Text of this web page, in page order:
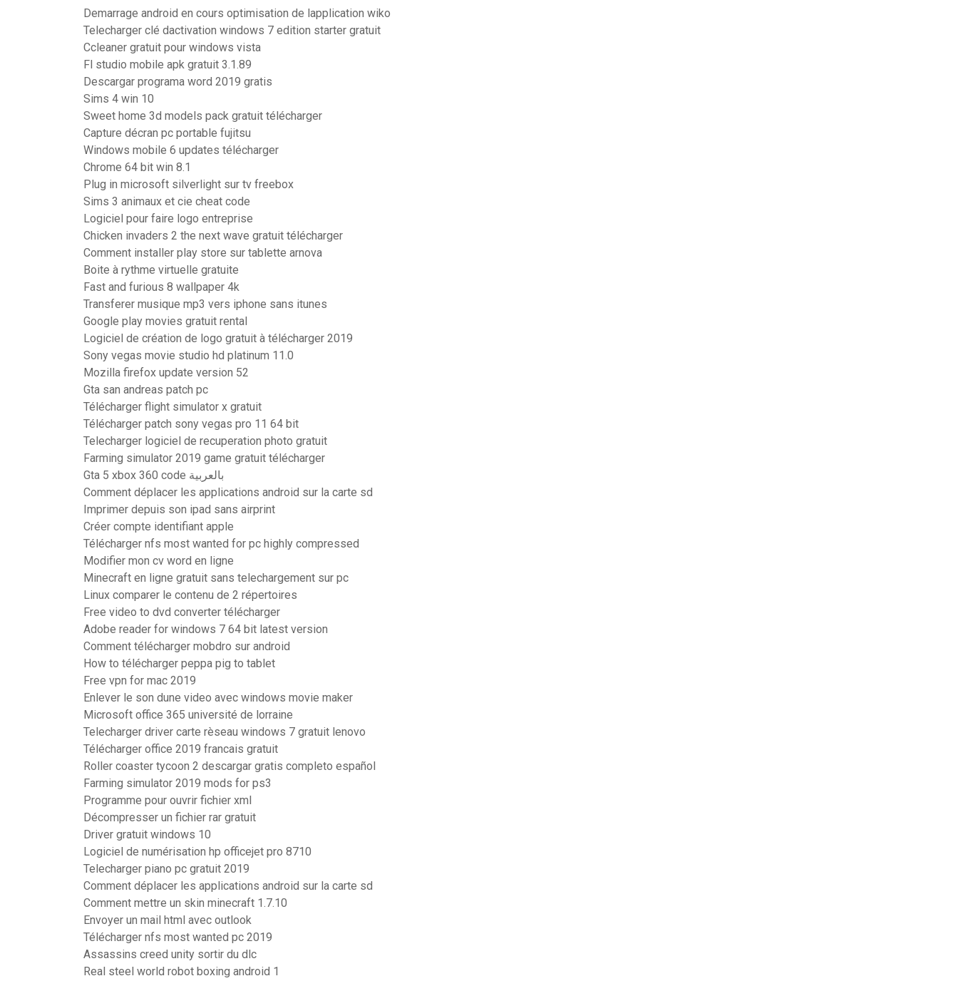
Demarrage android en cours optimisation de lapplication wiko
Telecharger clé dactivation windows 7 edition starter gratuit
Ccleaner gratuit pour windows vista
Fl studio mobile apk gratuit 3.1.89
Descargar programa word 2019 gratis
Sims 4 win 10
Sweet home 3d models pack gratuit télécharger
Capture décran pc portable fujitsu
Windows mobile 6 updates télécharger
Chrome 64 bit win 8.1
Plug in microsoft silverlight sur tv freebox
Sims 3 animaux et cie cheat code
Logiciel pour faire logo entreprise
Chicken invaders 2 the next wave gratuit télécharger
Comment installer play store sur tablette arnova
Boite à rythme virtuelle gratuite
Fast and furious 8 wallpaper 4k
Transferer musique mp3 vers iphone sans itunes
Google play movies gratuit rental
Logiciel de création de logo gratuit à télécharger 2019
Sony vegas movie studio hd platinum 11.0
Mozilla firefox update version 52
Gta san andreas patch pc
Télécharger flight simulator x gratuit
Télécharger patch sony vegas pro 11 64 bit
Telecharger logiciel de recuperation photo gratuit
Farming simulator 2019 game gratuit télécharger
Gta 5 xbox 360 code بالعربية
Comment déplacer les applications android sur la carte sd
Imprimer depuis son ipad sans airprint
Créer compte identifiant apple
Télécharger nfs most wanted for pc highly compressed
Modifier mon cv word en ligne
Minecraft en ligne gratuit sans telechargement sur pc
Linux comparer le contenu de 2 répertoires
Free video to dvd converter télécharger
Adobe reader for windows 7 64 bit latest version
Comment télécharger mobdro sur android
How to télécharger peppa pig to tablet
Free vpn for mac 2019
Enlever le son dune video avec windows movie maker
Microsoft office 365 université de lorraine
Telecharger driver carte rèseau windows 7 gratuit lenovo
Télécharger office 2019 francais gratuit
Roller coaster tycoon 2 descargar gratis completo español
Farming simulator 2019 mods for ps3
Programme pour ouvrir fichier xml
Décompresser un fichier rar gratuit
Driver gratuit windows 10
Logiciel de numérisation hp officejet pro 8710
Telecharger piano pc gratuit 2019
Comment déplacer les applications android sur la carte sd
Comment mettre un skin minecraft 1.7.10
Envoyer un mail html avec outlook
Télécharger nfs most wanted pc 2019
Assassins creed unity sortir du dlc
Real steel world robot boxing android 1